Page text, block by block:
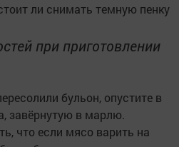
ли снимать темную пенку
при приготовлении
бульон, опустите в
завёрнутую в марлю.
что если мясо варить на